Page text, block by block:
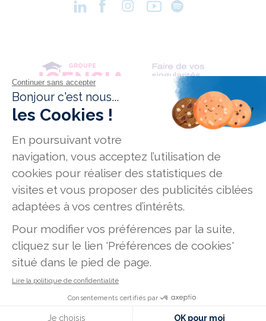
Conditions générales de vente
Données personnelles
Mentions légales
Mission Handicap
Offres d'emploi
Plan du site
231, rue de La Garenne - 92000 Nanterre
7-9, rue Jean-Marie Leclair - 69009 Lyon